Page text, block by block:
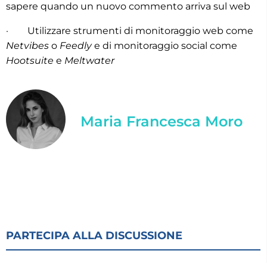
sapere quando un nuovo commento arriva sul web
· Utilizzare strumenti di monitoraggio web come
Netvibes o Feedlye di monitoraggio social come
Hootsuite e Meltwater
Maria Francesca Moro
PARTECIPA ALLA DISCUSSIONE